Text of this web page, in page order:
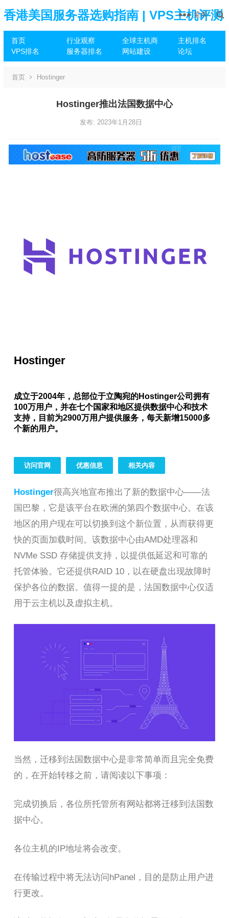
香港美国服务器选购指南 | VPS主机评测
推荐
首页 行业观察 全球主机商
主机排名
VPS排名
服务器排名 网站建设 论坛
菜单
首页 Hostinger
Hostinger推出法国数据中心
发布: 2023年1月28日
Hostinger
成立于2004年，总部位于立陶宛的Hostinger公司拥有
100万用户，并在七个国家和地区提供数据中心和技术
支持，目前为2900万用户提供服务，每天新增15000多
个新的用户。
访问官网 优惠信息 相关内容
Hostinger很高兴地宣布推出了新的数据中心——法
国巴黎，它是该平台在欧洲的第四个数据中心。在该
地区的用户现在可以切换到这个新位置，从而获得更
快的页面加载时间。该数据中心由AMD处理器和
NVMe SSD 存储提供支持，以提供低延迟和可靠的
托管体验。它还提供RAID 10，以在硬盘出现故障时
保护各位的数据。值得一提的是，法国数据中心仅适
用于云主机以及虚拟主机。
当然，迁移到法国数据中心是非常简单而且完全免费
的，在开始转移之前，请阅读以下事项：
完成切换后，各位所托管所有网站都将迁移到法国数
据中心。
各位主机的IP地址将会改变。
在传输过程中将无法访问hPanel，目的是防止用户进
行更改。